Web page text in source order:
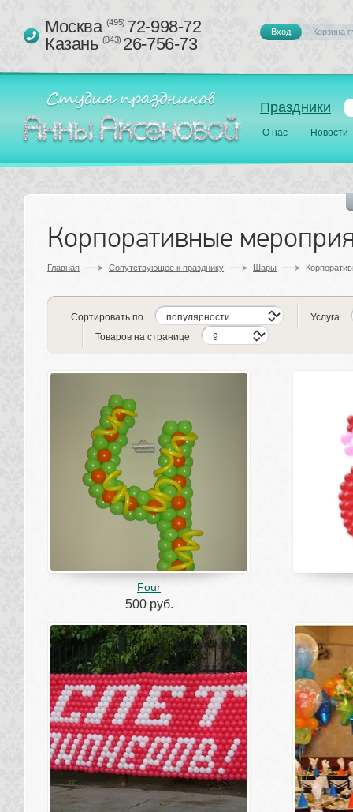
Праздники
О нас Новости
Москва (495)72-998-72
Казань (843)26-756-73
Вход Корзина
Корпоративные
Главная Сопутствующее к празднику Шары
Сортировать по
Услуга
Товаров на странице
Four
500 руб.